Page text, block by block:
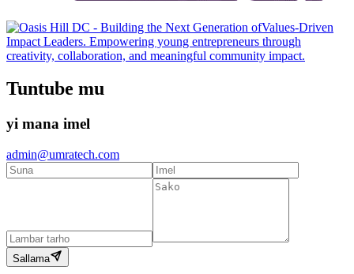
Tuntube mu
yi mana imel
admin@umratech.com
Sallama